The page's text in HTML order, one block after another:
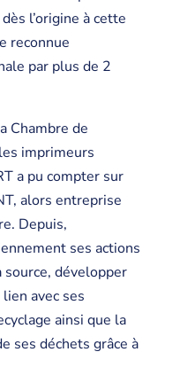
l’origine à cette
reconnue
par plus de 2
Chambre de
imprimeurs
a pu compter sur
alors entreprise
Depuis,
ses actions
développer
avec ses
ainsi que la
ses déchets grâce à